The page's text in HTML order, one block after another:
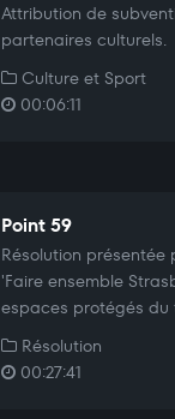
Attribution de
partenaires culturels.
Culture et Sport
00:06:11
Point 59
Résolution présentée
'Faire ensemble
espaces protégés
Résolution
00:27:41